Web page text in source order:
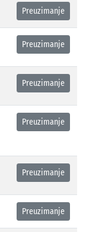
Preuzimanje
Preuzimanje
Preuzimanje
Preuzimanje
Preuzimanje
Preuzimanje